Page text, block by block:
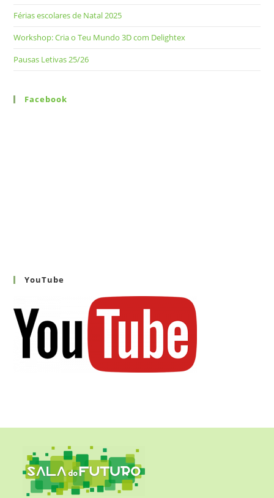
Férias escolares de Natal 2025
Workshop: Cria o Teu Mundo 3D com Delightex
Pausas Letivas 25/26
Facebook
YouTube